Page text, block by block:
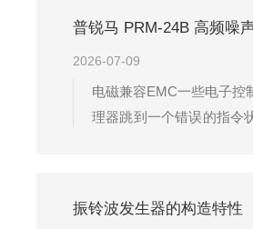
普锐马 PRM-24B 高频噪
2026-07-09
电磁兼容EMC一些电子控
理器跳到一个错误的指令
振铃波发生器的构造特性